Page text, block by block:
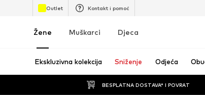
Outlet Kontakt i pomoć
Žene Muškarci Djeca
Ekskluzivna kolekcija Sniženje Odjeća
BESPLATNA DOSTAVA* I POVRAT